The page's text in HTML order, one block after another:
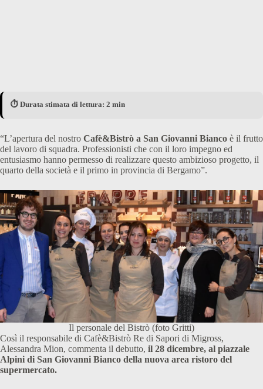
⏱️ Durata stimata di lettura: 2 min
“L’apertura del nostro Cafè&Bistrò a San Giovanni Bianco è il frutto
del lavoro di squadra. Professionisti che con il loro impegno ed
entusiasmo hanno permesso di realizzare questo ambizioso progetto, il
quarto della società e il primo in provincia di Bergamo”.
Il personale del Bistrò (foto Gritti)
Così il responsabile di Cafè&Bistrò Re di Sapori di Migross,
Alessandra Mion, commenta il debutto, il 28 dicembre, al piazzale
Alpini di San Giovanni Bianco della nuova area ristoro del
supermercato.